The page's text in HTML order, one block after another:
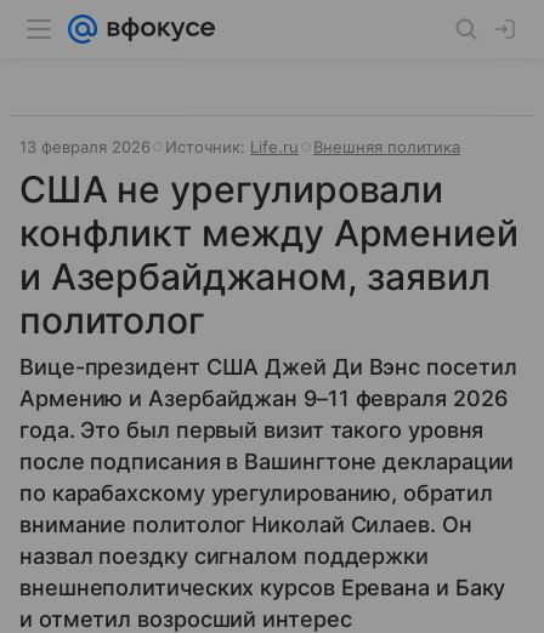
13 февраля 2026 Источник: Life.ru Внешняя политика
США не урегулировали
конфликт между Арменией
и Азербайджаном, заявил
политолог
Вице-президент США Джей Ди Вэнс посетил
Армению и Азербайджан 9–11 февраля 2026
года. Это был первый визит такого уровня
после подписания в Вашингтоне декларации
по карабахскому урегулированию, обратил
внимание политолог Николай Силаев. Он
назвал поездку сигналом поддержки
внешнеполитических курсов Еревана и Баку
и отметил возросший интерес